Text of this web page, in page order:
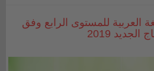
العربية للمستوى الرابع وفق
الجديد 2019